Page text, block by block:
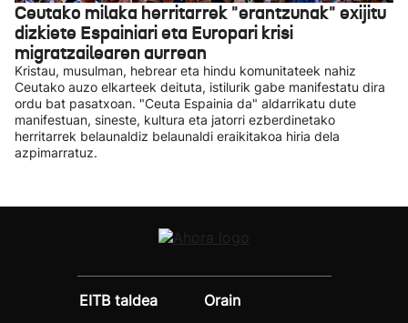
Ceutako milaka herritarrek "erantzunak" exijitu
dizkiete Espainiari eta Europari krisi
migratzailearen aurrean
Kristau, musulman, hebrear eta hindu komunitateek nahiz
Ceutako auzo elkarteek deituta, istilurik gabe manifestatu dira
ordu bat pasatxoan. "Ceuta Espainia da" aldarrikatu dute
manifestuan, sineste, kultura eta jatorri ezberdinetako
herritarrek belaunaldiz belaunaldi eraikitakoa hiria dela
azpimarratuz.
EITB taldea
Orain